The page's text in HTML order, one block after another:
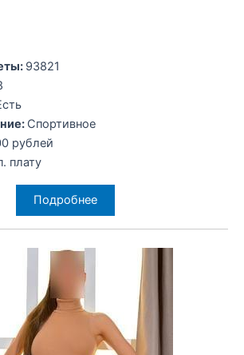
93821
Спортивное
рублей
плату
Подробнее